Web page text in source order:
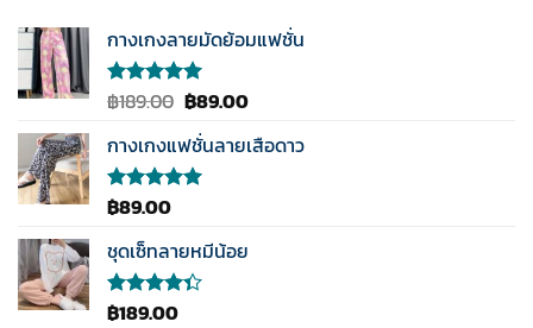
กางเกงลายมัดย้อมแฟชั่น
ให้คะแนน
คะแนน
฿189.00 Original
was:
฿189.00.
฿89.00Current
is:
กางเกงแฟชั่นลายเสือดาว
ให้คะแนน
คะแนน
฿89.00
ชุดเซ็ทลายหมีน้อย
ให้
฿189.00